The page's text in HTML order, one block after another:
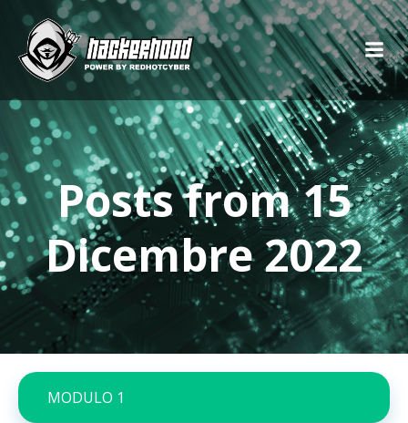
Posts from 15
Dicembre 2022
MODULO 1